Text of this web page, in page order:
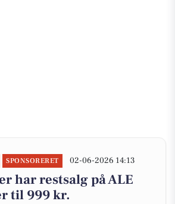
SPONSORERET 02-06-2026 14:13
har restsalg på ALE
til 999 kr.